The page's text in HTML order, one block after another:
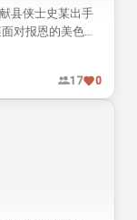
县侠士史某出手
对报恩的美色严
三口的性命。
17
0